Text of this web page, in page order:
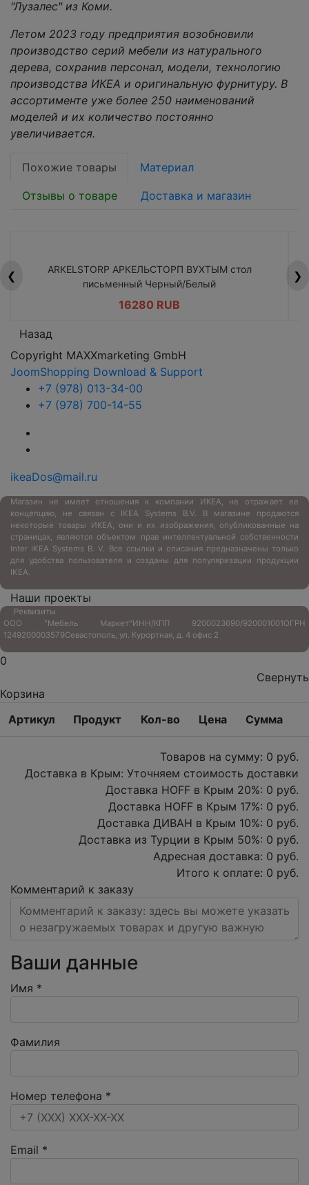
"Лузалес" из Коми.
Летом 2023 году предприятия возобновили
производство серий мебели из натурального
дерева, сохранив персонал, модели, технологию
производства ИКЕА и оригинальную фурнитуру. В
ассортименте уже более 250 наименований
моделей и их количество постоянно
увеличивается.
Похожие товары Материал
Отзывы о товаре Доставка и магазин
❮
ARKELSTORP АРКЕЛЬСТОРП ВУХТЫМ стол
письменный Черный/Белый
16280 RUB
❯
Назад
Copyright MAXXmarketing GmbH
JoomShopping Download & Support
+7 (978) 013-34-00
+7 (978) 700-14-55
ikeaDos@mail.ru
Магазин не имеет отношения к компании ИКЕА, не отражает ее
концепцию, не связан с IKEA Systems B.V. В магазине продаются
некоторые товары ИКЕА, они и их изображения, опубликованные на
страницах, являются объектом прав интеллектуальной собственности
Inter IKEA Systems B. V. Все ссылки и описания предназначены только
для удобства пользователя и созданы для популяризации продукции
IKEA.
Наши проекты
Реквизиты
ООО "Мебель Маркет"ИНН/КПП 9200023690/920001001ОГРН
1249200003579Севастополь, ул. Курортная, д. 4 офис 2
0
Свернуть
Корзина
Артикул
Продукт Кол-во Цена Сумма
Товаров на сумму: 0 руб.
Доставка в Крым: Уточняем стоимость доставки
Доставка HOFF в Крым 20%: 0 руб.
Доставка HOFF в Крым 17%: 0 руб.
Доставка ДИВАН в Крым 10%: 0 руб.
Доставка из Турции в Крым 50%: 0 руб.
Адресная доставка: 0 руб.
Итого к оплате: 0 руб.
Комментарий к заказу
Ваши данные
Имя *
Фамилия
Номер телефона *
Email *